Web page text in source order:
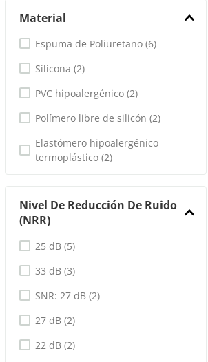
Material
Espuma de Poliuretano (6)
Silicona (2)
PVC hipoalergénico (2)
Polímero libre de silicón (2)
Elastómero hipoalergénico
termoplástico (2)
Diadema: Acero Inoxidable, TPE,
<br> <br>Copa: ABS/Poliuretano
Termoplástico.
ABS y policarbonato
Nivel De Reducción De Ruido
(NRR)
25 dB (5)
33 dB (3)
SNR: 27 dB (2)
27 dB (2)
22 dB (2)